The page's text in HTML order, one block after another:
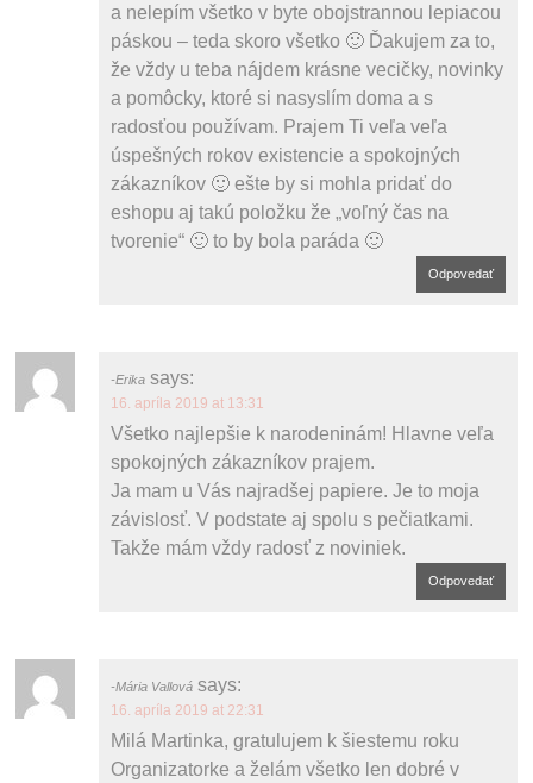
a nelepím všetko v byte obojstrannou lepiacou
páskou – teda skoro všetko 🙂 Ďakujem za to,
že vždy u teba nájdem krásne vecičky, novinky
a pomôcky, ktoré si nasyslím doma a s
radosťou používam. Prajem Ti veľa veľa
úspešných rokov existencie a spokojných
zákazníkov 🙂 ešte by si mohla pridať do
eshopu aj takú položku že „voľný čas na
tvorenie“ 🙂 to by bola paráda 🙂
Odpovedať
Erika says:
16. apríla 2019 at 13:31
Všetko najlepšie k narodeninám! Hlavne veľa
spokojných zákazníkov prajem.
Ja mam u Vás najradšej papiere. Je to moja
závislosť. V podstate aj spolu s pečiatkami.
Takže mám vždy radosť z noviniek.
Odpovedať
Mária Vallová says:
16. apríla 2019 at 22:31
Milá Martinka, gratulujem k šiestemu roku
Organizatorke a želám všetko len dobré v